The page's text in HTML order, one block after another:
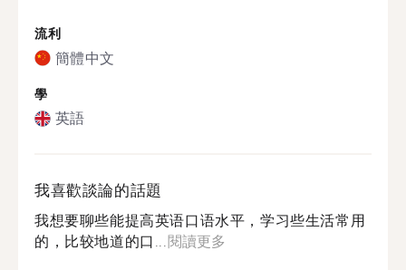
流利
簡體中文
學
英語
我喜歡談論的話題
我想要聊些能提高英语口语水平，学习些生活常用
的，比较地道的口...閱讀更多